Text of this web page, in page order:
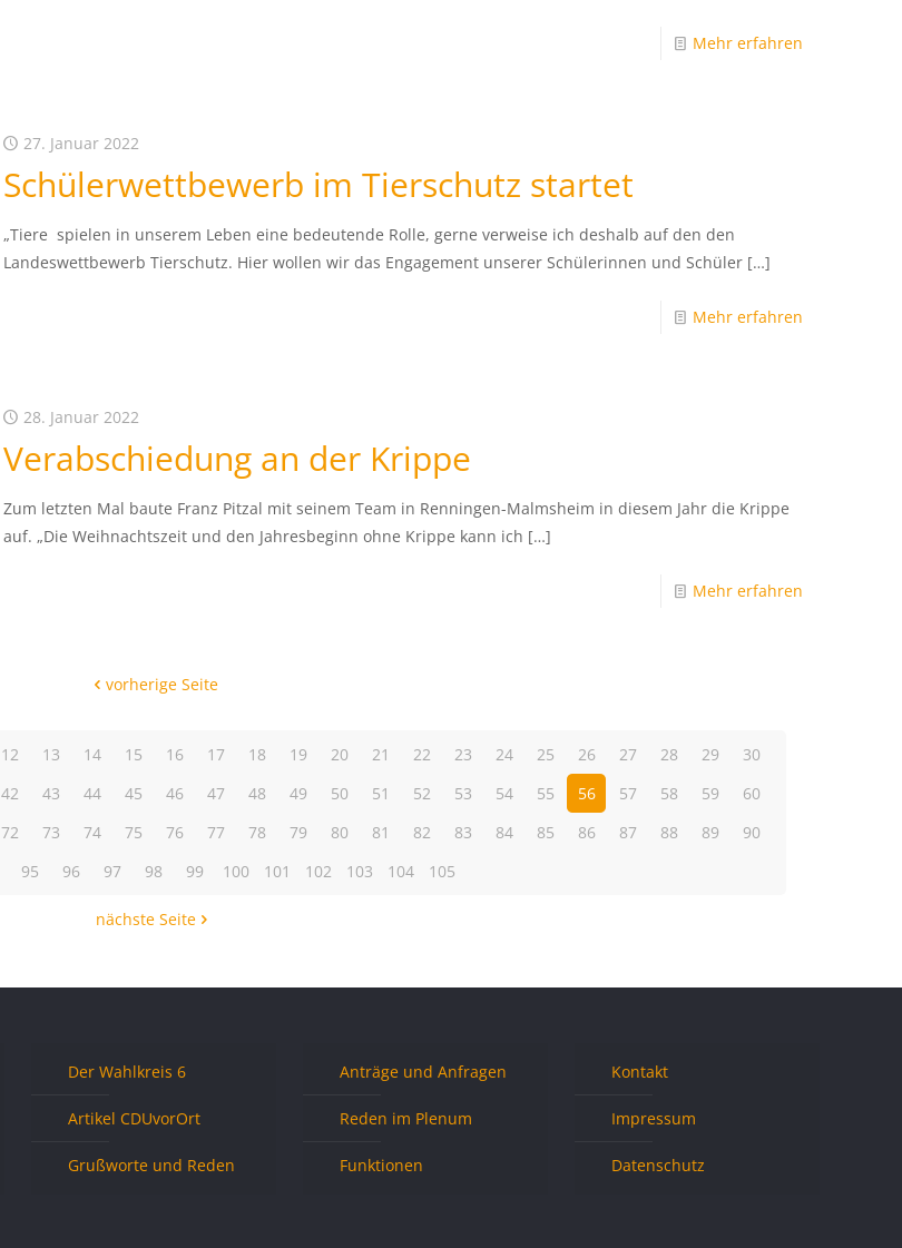
Mehr erfahren
27. Januar 2022
Schülerwettbewerb im Tierschutz startet
„Tiere spielen in unserem Leben eine bedeutende Rolle, gerne verweise ich deshalb auf den den
Landeswettbewerb Tierschutz. Hier wollen wir das Engagement unserer Schülerinnen und Schüler[…]
Mehr erfahren
28. Januar 2022
Verabschiedung an der Krippe
Zum letzten Mal baute Franz Pitzal mit seinem Team in Renningen-Malmsheim in diesem Jahr die Krippe
auf. „Die Weihnachtszeit und den Jahresbeginn ohne Krippe kann ich […]
Mehr erfahren
vorherige Seite
12 13 14 15 16 17 18 19 20 21 22 23 24 25 26 27 28 29
30
42 43 44 45 46 47 48 49 50 51 52 53 54 55 56 57 58 59
60
72 73 74 75 76 77 78 79 80 81 82 83 84 85 86 87 88 89
90
95 96 97 98 99 100 101 102 103 104 105
nächste Seite
Der Wahlkreis 6
Artikel CDUvorOrt
Grußworte und Reden
Anträge und Anfragen
Reden im Plenum
Funktionen
Kontakt
Impressum
Datenschutz